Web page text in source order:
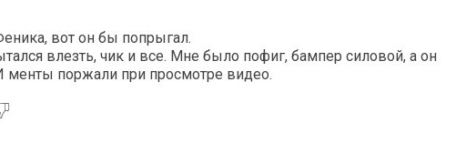
вот он бы попрыгал.
влезть, чик и все. Мне было пофиг, бампер силовой, а он
менты поржали при просмотре видео.